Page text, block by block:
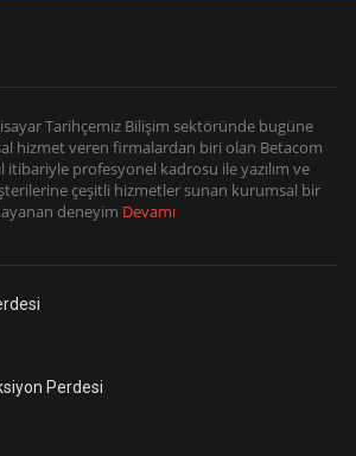
Tarihçemiz Bilişim sektöründe bugüne
hizmet veren firmalardan biri olan Betacom
itibariyle profesyonel kadrosu ile yazılım ve
çeşitli hizmetler sunan kurumsal bir
deneyim Devamı
Perdesi